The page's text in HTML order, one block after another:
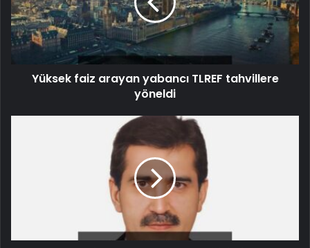
Yüksek faiz arayan yabancı TLREF tahvillere
yöneldi